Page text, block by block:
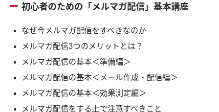
初心者のための「メルマガ配信」基本講座
なぜ今メルマガ配信をすべきなのか
メルマガ配信3つのメリットとは？
メルマガ配信の基本＜準備編＞
メルマガ配信の基本＜メール作成・配信編＞
メルマガ配信の基本＜効果測定編＞
メルマガ配信をする上で注意すべきこと